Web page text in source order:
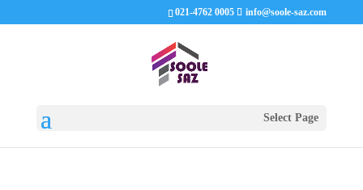
021-4762 0005 info@soole-saz.com
Select Page